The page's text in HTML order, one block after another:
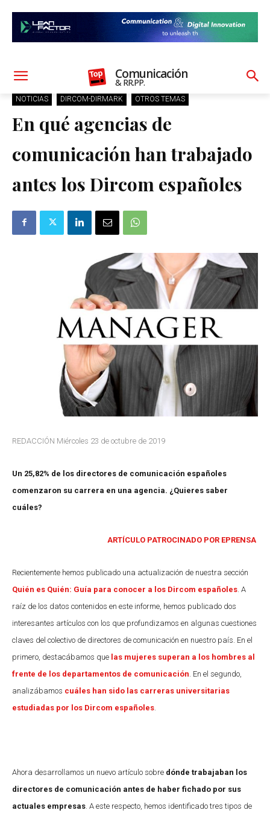
Comunicación
& RR.PP.
NOTICIAS DIRCOM-DIRMARK OTROS TEMAS
En qué agencias de
comunicación han trabajado
antes los Dircom españoles
REDACCIÓN Miércoles 23 de octubre de 2019
Un 25,82% de los directores de comunicación españoles
comenzaron su carrera en una agencia. ¿Quieres saber
cuáles?
ARTÍCULO PATROCINADO POR EPRENSA
Recientemente hemos publicado una actualización de nuestra sección
Quién es Quién: Guía para conocer a los Dircom españoles . A
raíz de los datos contenidos en este informe, hemos publicado dos
interesantes artículos con los que profundizamos en algunas cuestiones
claves del colectivo de directores de comunicación en nuestro país. En el
primero, destacábamos que las mujeres superan a los hombres al
frente de los departamentos de comunicación . En el segundo,
analizábamos cuáles han sido las carreras universitarias
estudiadas por los Dircom españoles
Ahora desarrollamos un nuevo artículo sobre dónde trabajaban los
directores de comunicación antes de haber fichado por sus
actuales empresas . A este respecto, hemos identificado tres tipos de